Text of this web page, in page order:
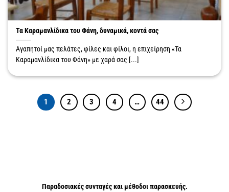
Τα Καραμανλίδικα του Φάνη, δυναμικά, κοντά σας
Αγαπητοί μας πελάτες, φίλες και φίλοι, η επιχείρηση «Τα
Καραμανλίδικα του Φάνη» με χαρά σας [...]
1 2 3 4 … 44
Παραδοσιακές συνταγές και μέθοδοι παρασκευής.